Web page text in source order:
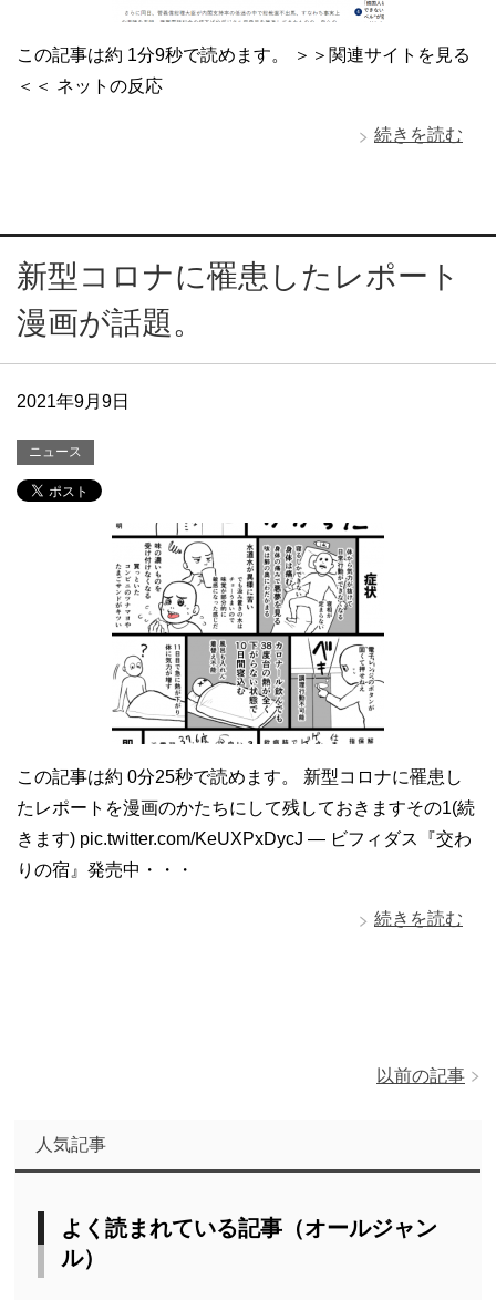
この記事は約 1分9秒で読めます。 ＞＞関連サイトを見る
＜＜ ネットの反応
続きを読む
新型コロナに罹患したレポート
漫画が話題。
2021年9月9日
ニュース
この記事は約 0分25秒で読めます。 新型コロナに罹患し
たレポートを漫画のかたちにして残しておきますその1(続
きます) pic.twitter.com/KeUXPxDycJ — ビフィダス『交わ
りの宿』発売中・・・
続きを読む
以前の記事
人気記事
よく読まれている記事（オールジャン
ル）